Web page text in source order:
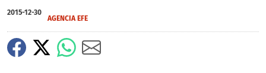
2015-12-30
AGENCIA EFE